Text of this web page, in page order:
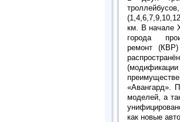
км. В начале
города
ремонт (КВР)
«Авангард».
моделей, а
как новые